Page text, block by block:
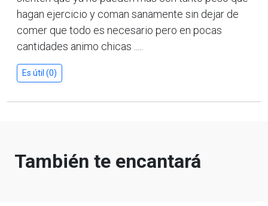
hagan ejercicio y coman sanamente sin dejar de
comer que todo es necesario pero en pocas
cantidades animo chicas .....
Es útil (0)
También te encantará